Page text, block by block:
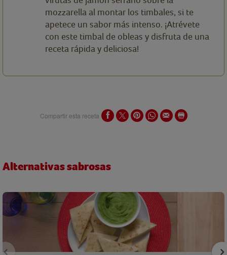
mozzarella al montar los timbales, si te
apetece un sabor más intenso. ¡Atrévete
con este timbal de obleas y disfruta de una
receta rápida y deliciosa!
Compartir esta receta
Alternativas sabrosas